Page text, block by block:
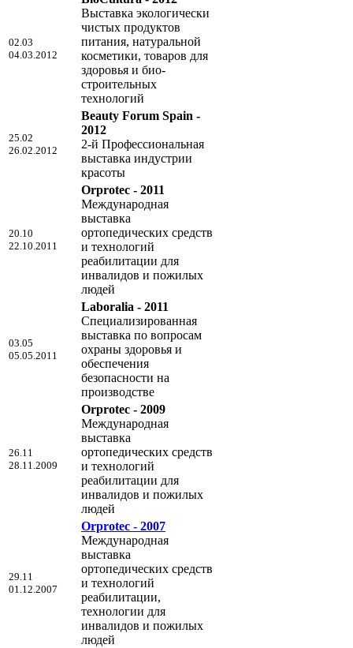
02.03
04.03.2012
Выставка экологически
чистых продуктов
питания, натуральной
косметики, товаров для
здоровья и био-
строительных
технологий
25.02
26.02.2012
Beauty Forum Spain -
2012
2-й Профессиональная
выставка индустрии
красоты
20.10
22.10.2011
Orprotec - 2011
Международная
выставка
ортопедических средств
и технологий
реабилитации для
инвалидов и пожилых
людей
03.05
05.05.2011
Laboralia - 2011
Специализированная
выставка по вопросам
охраны здоровья и
обеспечения
безопасности на
производстве
26.11
28.11.2009
Orprotec - 2009
Международная
выставка
ортопедических средств
и технологий
реабилитации для
инвалидов и пожилых
людей
29.11
01.12.2007
Orprotec - 2007
Международная
выставка
ортопедических средств
и технологий
реабилитации,
технологии для
инвалидов и пожилых
людей